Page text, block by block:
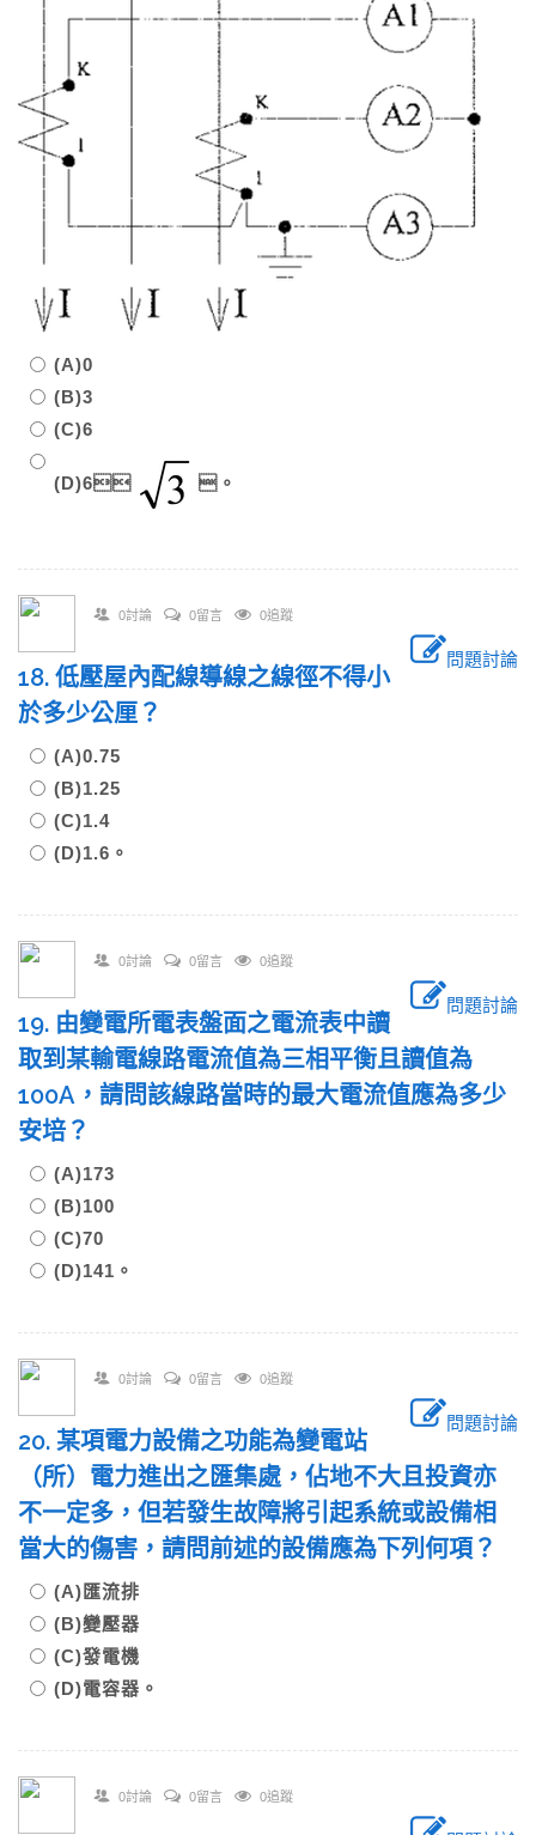
(A)0
(B)3
(C)6
(D)6 。
0討論 0留言 0追蹤
問題討論
18. 低壓屋內配線導線之線徑不得小
於多少公厘？
(A)0.75
(B)1.25
(C)1.4
(D)1.6。
0討論 0留言 0追蹤
問題討論
19. 由變電所電表盤面之電流表中讀
取到某輸電線路電流值為三相平衡且讀值為
100A，請問該線路當時的最大電流值應為多少
安培？
(A)173
(B)100
(C)70
(D)141。
0討論 0留言 0追蹤
問題討論
20. 某項電力設備之功能為變電站
（所）電力進出之匯集處，佔地不大且投資亦
不一定多，但若發生故障將引起系統或設備相
當大的傷害，請問前述的設備應為下列何項？
(A)匯流排
(B)變壓器
(C)發電機
(D)電容器。
0討論 0留言 0追蹤